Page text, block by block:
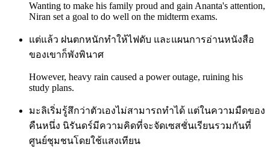
Wanting to make his family proud and gain Ananta's attention,
Niran set a goal to do well on the midterm exams.
แต่แล้ว ฝนตกหนักทำให้ไฟดับ และแผนการอ่านหนังสือ
ของเขาก็พังพินาศ
However, heavy rain caused a power outage, ruining his
study plans.
มะลิเริ่มรู้สึกว่าตัวเองไม่สามารถทำได้ แต่ในความมืดของ
คืนหนึ่ง นิรันดร์มีความคิดที่จะจัดเซสชั่นเรียนรวมกันที่
ศูนย์ชุมชนโดยใช้แสงเทียน